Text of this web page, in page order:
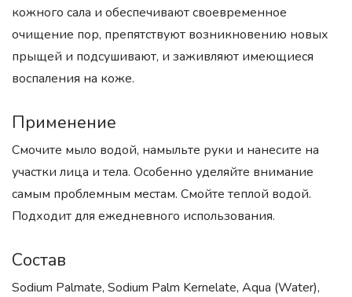
кожного сала и обеспечивают своевременное
очищение пор, препятствуют возникновению новых
прыщей и подсушивают, и заживляют имеющиеся
воспаления на коже.
Применение
Смочите мыло водой, намыльте руки и нанесите на
участки лица и тела. Особенно уделяйте внимание
самым проблемным местам. Смойте теплой водой.
Подходит для ежедневного использования.
Состав
Sodium Palmate, Sodium Palm Kernelate, Aqua (Water),